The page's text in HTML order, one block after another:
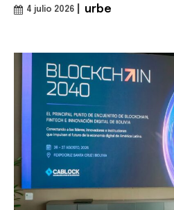
4 julio 2026 urbe